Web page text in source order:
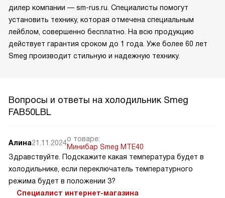
дилер компании — sm-rus.ru. Специалисты помогут
установить технику, которая отмечена специальным
лейблом, совершенно бесплатно. На всю продукцию
действует гарантия сроком до 1 года. Уже более 60 лет
Smeg производит стильную и надежную технику.
Вопросы и ответы на холодильник Smeg
FAB50LBL
Алина21.11.2024о товаре:
Минибар Smeg MTE40
Здравствуйте. Подскажите какая температура будет в
холодильнике, если переключатель температурного
режима будет в положении 3?
Специалист интернет-магазина